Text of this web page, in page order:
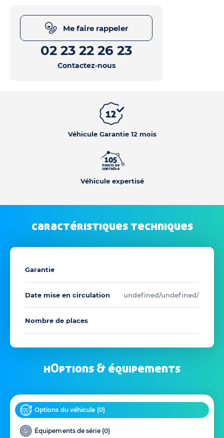
Véhicule Garantie 12 mois
Véhicule expertisé
caractéristiques techniques
Garantie
Date mise en circulation undefined/undefined/
Nombre de places
hOptions & équipements
Options du véhicule (0)
Équipements de série (0)
Me faire rappeler
02 23 22 26 23
Contactez-nous